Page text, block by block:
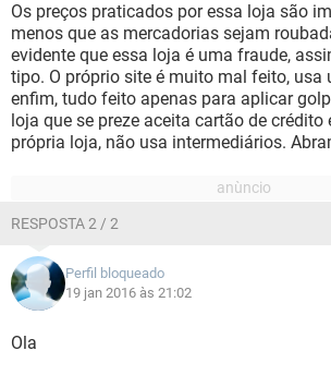
Os preços praticados por essa loja são
menos que as mercadorias sejam
evidente que essa loja é uma fraude,
tipo. O próprio site é muito mal feito, usa
enfim, tudo feito apenas para aplicar
loja que se preze aceita cartão de crédito
própria loja, não usa intermediários.
RESPOSTA 2 / 2
Perfil bloqueado
19 jan 2016 às 21:02
Ola